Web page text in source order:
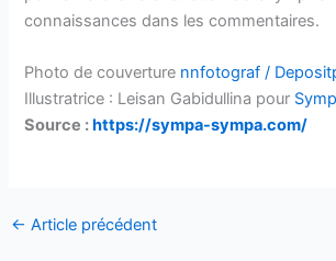
connaissances dans les commentaires.
Photo de couverture nnfotograf /
Illustratrice : Leisan Gabidullina pour
Source :https://sympa-sympa.com/
← Article précédent